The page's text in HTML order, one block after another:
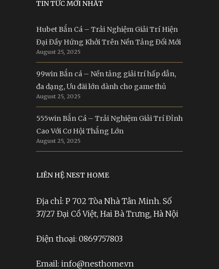
TIN TỨC MỚI NHẤT
Hubet Bắn Cá – Trải Nghiệm Giải Trí Hiện
Đại Đầy Hứng Khởi Trên Nền Tảng Đổi Mới
August 25, 2025
99win Bắn cá – Nền tảng giải trí hấp dẫn,
đa dạng, Ưu đãi lớn dành cho game thủ
August 25, 2025
555win Bắn Cá – Trải Nghiệm Giải Trí Đỉnh
Cao Với Cơ Hội Thắng Lớn
August 25, 2025
LIÊN HỆ NEST HOME
Địa chỉ: P 702 Tòa Nhà Tân Minh. Số
37/27 Đại Cồ Việt, Hai Bà Trưng, Hà Nội
Điện thoại: 0869757803
Email: info@nesthome.vn